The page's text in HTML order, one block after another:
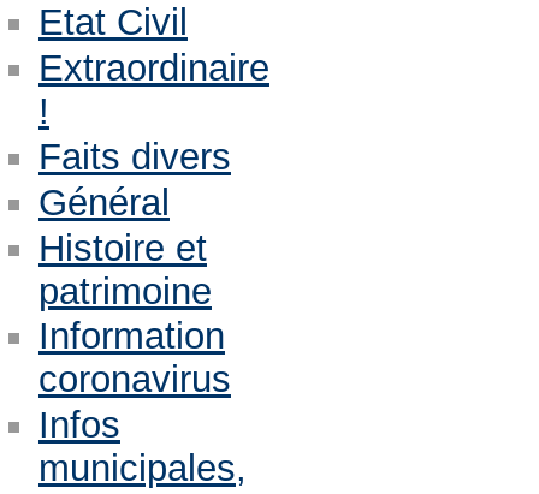
Etat Civil
Extraordinaire
!
Faits divers
Général
Histoire et
patrimoine
Information
coronavirus
Infos
municipales,